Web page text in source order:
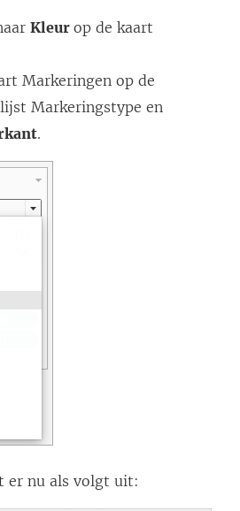
Kleur op de kaart
Markeringen op de
Markeringstype en
.
er nu als volgt uit: